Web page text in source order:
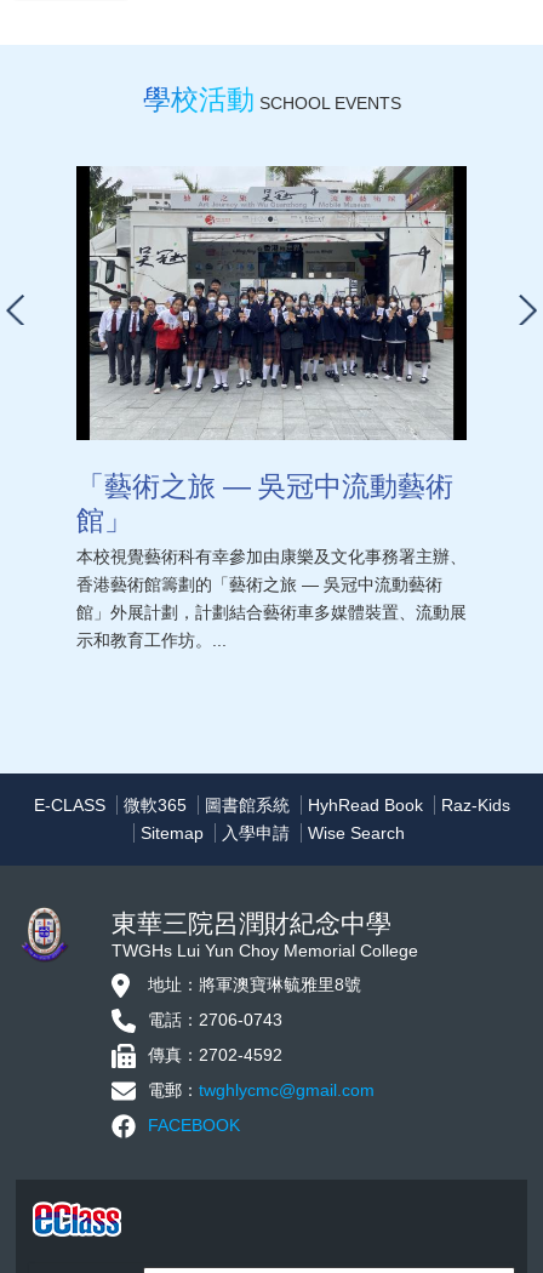
學校活動 SCHOOL EVENTS
「藝術之旅 — 吳冠中流動藝術
館」
本校視覺藝術科有幸參加由康樂及文化事務署主辦、
香港藝術館籌劃的「藝術之旅 — 吳冠中流動藝術
館」外展計劃，計劃結合藝術車多媒體裝置、流動展
示和教育工作坊。...
E-CLASS 微軟365 圖書館系統 HyhRead Book
Raz-Kids
Sitemap
入學申請 Wise Search
東華三院呂潤財紀念中學
TWGHs Lui Yun Choy Memorial College
地址：將軍澳寶琳毓雅里8號
電話：2706-0743
傳真：2702-4592
電郵：twghlycmc@gmail.com
FACEBOOK